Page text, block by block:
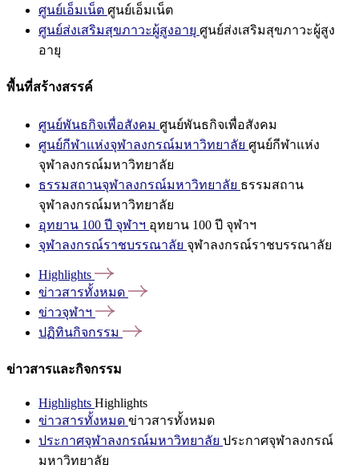
ศูนย์เอ็มเน็ต ศูนย์เอ็มเน็ต
ศูนย์ส่งเสริมสุขภาวะผู้สูงอายุ ศูนย์ส่งเสริมสุขภาวะผู้สูง
อายุ
พื้นที่สร้างสรรค์
ศูนย์พันธกิจเพื่อสังคม ศูนย์พันธกิจเพื่อสังคม
ศูนย์กีฬาแห่งจุฬาลงกรณ์มหาวิทยาลัย ศูนย์กีฬาแห่ง
จุฬาลงกรณ์มหาวิทยาลัย
ธรรมสถานจุฬาลงกรณ์มหาวิทยาลัย ธรรมสถาน
จุฬาลงกรณ์มหาวิทยาลัย
อุทยาน 100 ปี จุฬาฯ อุทยาน 100 ปี จุฬาฯ
จุฬาลงกรณ์ราชบรรณาลัย จุฬาลงกรณ์ราชบรรณาลัย
Highlights
ข่าวสารทั้งหมด
ข่าวจุฬาฯ
ปฏิทินกิจกรรม
ข่าวสารและกิจกรรม
Highlights Highlights
ข่าวสารทั้งหมด ข่าวสารทั้งหมด
ประกาศจุฬาลงกรณ์มหาวิทยาลัย ประกาศจุฬาลงกรณ์
มหาวิทยาลัย